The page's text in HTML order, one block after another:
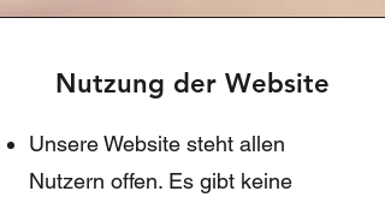
Nutzung der Website
Unsere Website steht allen
Nutzern offen. Es gibt keine